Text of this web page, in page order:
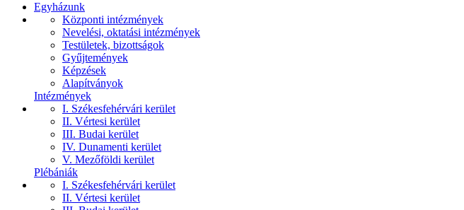
Egyházunk
Központi intézmények
Nevelési, oktatási intézmények
Testületek, bizottságok
Gyűjtemények
Képzések
Alapítványok
Intézmények
I. Székesfehérvári kerület
II. Vértesi kerület
III. Budai kerület
IV. Dunamenti kerület
V. Mezőföldi kerület
Plébániák
I. Székesfehérvári kerület
II. Vértesi kerület